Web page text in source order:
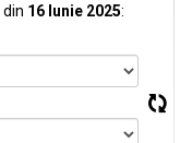
din 16 Iunie 2025: